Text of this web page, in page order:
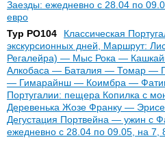
Заезды: ежедневно с 28.04 по
евро
Тур PO104
Классическая
экскурсионных дней, Маршрут:
Регалейра) — Мыс Рока —
Алкобаса — Баталия — Томар —
— Гимарайнш — Коимбра —
Португалии: пещера Копилка с
Деревенька Жозе Франку —
Дегустация Портвейна — ужин с
ежедневно с 28.04 по 09.05, на 7,